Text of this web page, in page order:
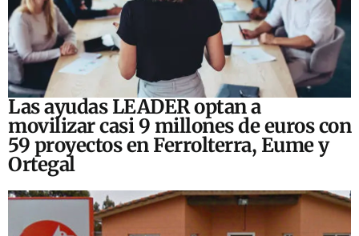
Las ayudas LEADER optan a
movilizar casi 9 millones de euros con
59 proyectos en Ferrolterra, Eume y
Ortegal